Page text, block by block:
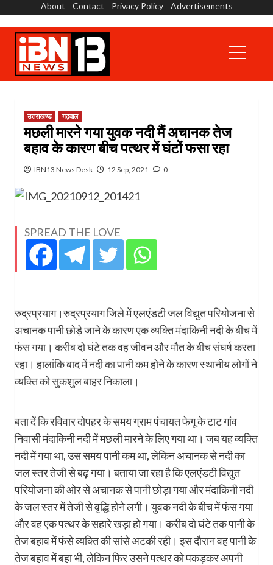
content
About Contact Privacy Policy Advertisements
Menu
उत्तराखण्ड गढ़वाल
मछली मारने गया युवक नदी मैं अचानक तेज
बहाव के कारण बीच पत्थर में घंटों फसा रहा
IBN13 News Desk 12 Sep, 2021 0
SPREAD THE LOVE
रुद्रप्रयाग।रुद्रप्रयाग जिले में एलएंडटी जल विद्युत परियोजना से
अचानक पानी छोड़े जाने के कारण एक व्यक्ति मंदाकिनी नदी के बीच में
फंस गया। करीब दो घंटे तक वह जीवन और मौत के बीच संघर्ष करता
रहा। हालांकि बाद में नदी का पानी कम होने के कारण स्थानीय लोगों ने
व्यक्ति को सुकशुल बाहर निकाला।
बता दें कि रविवार दोपहर के समय ग्राम पंचायत फेगू के टाट गांव
निवासी मंदाकिनी नदी में मछली मारने के लिए गया था। जब यह व्यक्ति
नदी में गया था, उस समय पानी कम था, लेकिन अचानक से नदी का
जल स्तर तेजी से बढ़ गया। बताया जा रहा है कि एलएंडटी विद्युत
परियोजना की ओर से अचानक से पानी छोड़ा गया और मंदाकिनी नदी
के जल स्तर में तेजी से वृद्धि होने लगी। युवक नदी के बीच में फंस गया
और वह एक पत्थर के सहारे खड़ा हो गया। करीब दो घंटे तक पानी के
तेज बहाव में फंसे व्यक्ति की सांसे अटकी रही। इस दौरान वह पानी के
तेज बहाव में बहा भी, लेकिन फिर उसने पत्थर को पकड़कर अपनी